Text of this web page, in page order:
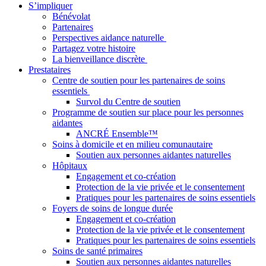
S’impliquer
Bénévolat
Partenaires
Perspectives aidance naturelle
Partagez votre histoire
La bienveillance discrète
Prestataires
Centre de soutien pour les partenaires de soins
essentiels
Survol du Centre de soutien
Programme de soutien sur place pour les personnes
aidantes
ANCRÉ Ensemble™
Soins à domicile et en milieu comunautaire
Soutien aux personnes aidantes naturelles
Hôpitaux
Engagement et co-création
Protection de la vie privée et le consentement
Pratiques pour les partenaires de soins essentiels
Foyers de soins de longue durée
Engagement et co-création
Protection de la vie privée et le consentement
Pratiques pour les partenaires de soins essentiels
Soins de santé primaires
Soutien aux personnes aidantes naturelles